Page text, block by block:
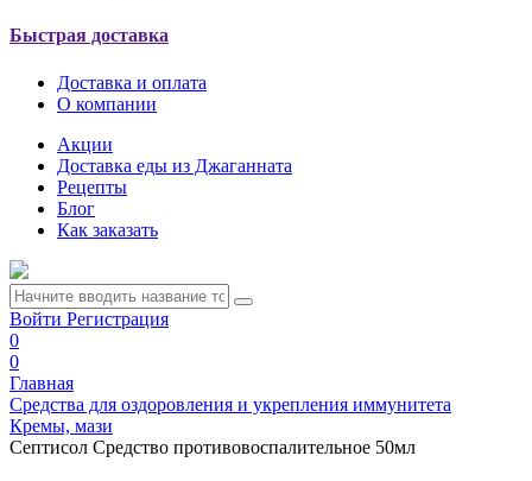
Быстрая доставка
Доставка и оплата
О компании
Акции
Доставка еды из Джаганната
Рецепты
Блог
Как заказать
Войти Регистрация
0
0
Главная
Средства для оздоровления и укрепления иммунитета
Кремы, мази
Септисол Средство противовоспалительное 50мл